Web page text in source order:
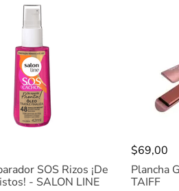
SOS Rizos ¡De
- SALON LINE
$69,00
Plancha
TAIFF